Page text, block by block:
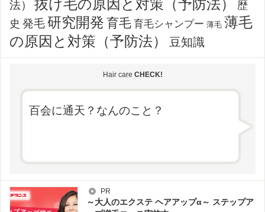
法）
抜け毛の原因と対策（予防法）
歴
史 発毛研究開発 育毛 育毛シャンプー 薄毛 薄毛
の原因と対策（予防法）
豆知識
Hair care CHECK!
百会に通天？なんのこと？
PR
～大人のエクステ ヘアアップα～ ステップア